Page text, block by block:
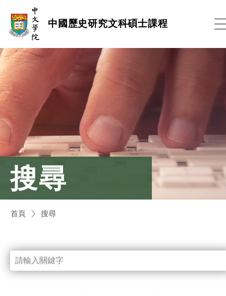
中國歷史研究文科碩士課程
到
內
輸
鍵)
搜尋
首頁 搜尋